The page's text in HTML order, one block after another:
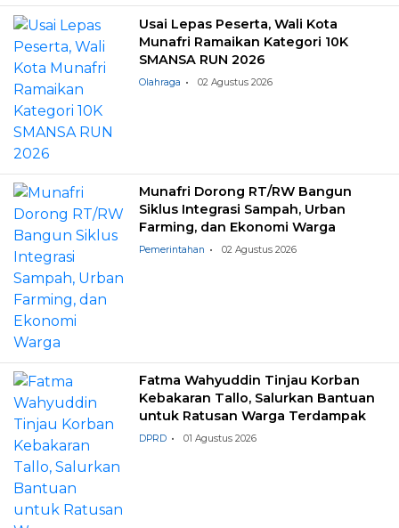
Usai Lepas Peserta, Wali Kota
Munafri Ramaikan Kategori 10K
SMANSA RUN 2026
Olahraga 02 Agustus 2026
Munafri Dorong RT/RW Bangun
Siklus Integrasi Sampah, Urban
Farming, dan Ekonomi Warga
Pemerintahan 02 Agustus 2026
Fatma Wahyuddin Tinjau Korban
Kebakaran Tallo, Salurkan Bantuan
untuk Ratusan Warga Terdampak
DPRD 01 Agustus 2026